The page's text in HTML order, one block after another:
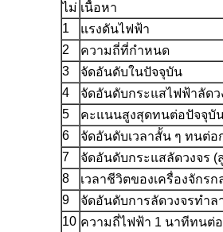
ไม่ เนื้อหา
1
แรงดันไฟฟ้า
2
ความถี่ที่กำหนด
3
จัดอันดับในปัจจุบัน
4
จัดอันดับกระแสไฟฟ้าลัดว
5
คะแนนสูงสุดทนต่อปัจจุบั
6
จัดอันดับเวลาสั้น ๆ ทนต่อ
7
จัดอันดับกระแสลัดวงจร (
8
เวลาชีวิตของเครื่องจักรก
9
จัดอันดับการลัดวงจรทำล
10 ความถี่ไฟฟ้า 1 นาทีทนต่